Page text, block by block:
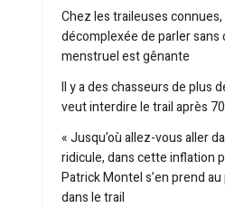
Chez les traileuses connues,
décomplexée de parler sans
menstruel est gênante
Il y a des chasseurs de plus
veut interdire le trail après
« Jusqu’où allez-vous aller
ridicule, dans cette inflation
Patrick Montel s’en prend
dans le trail